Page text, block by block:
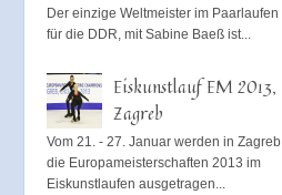
Der einzige Weltmeister im Paarlaufen
für die DDR, mit Sabine Baeß ist...
Eiskunstlauf EM 2013,
Zagreb
Vom 21. - 27. Januar werden in Zagreb
die Europameisterschaften 2013 im
Eiskunstlaufen ausgetragen...